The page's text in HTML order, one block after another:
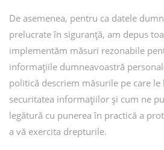
De asemenea, pentru ca datele
prelucrate în siguranță, am depus
implementăm măsuri rezonabile
informațiile dumneavoastră
politică descriem măsurile pe care
securitatea informațiilor și cum ne
legătură cu punerea în practică a
a vă exercita drepturile.